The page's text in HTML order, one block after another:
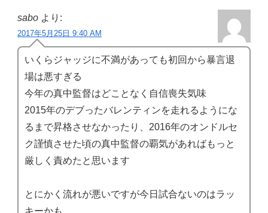
sabo より:
2017年5月25日 9:40 AM
いくらジャッジに不満があっても初回から暴言退
場は悪すぎる
今年の真中監督はどことなく自信喪失気味
2015年のデブったバレンティンを走れるようにな
るまで昇格させなかったり、2016年のオンドルセ
ク謹慎させた頃の真中監督の覇気があればもっと
厳しく責めたと思います
とにかく流れが悪いですが今日試合ないのはラッ